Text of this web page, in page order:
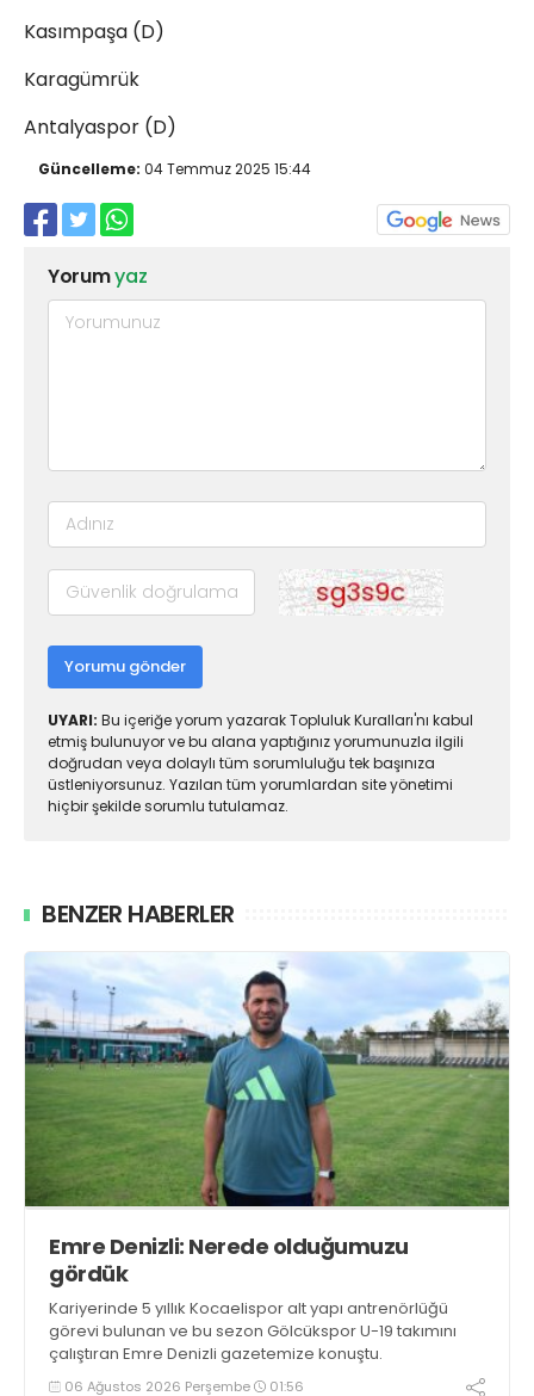
Kasımpaşa (D)
Karagümrük
Antalyaspor (D)
Güncelleme: 04 Temmuz 2025 15:44
Yorumyaz
Yorumu gönder
UYARI: Bu içeriğe yorum yazarak Topluluk Kuralları'nı kabul
etmiş bulunuyor ve bu alana yaptığınız yorumunuzla ilgili
doğrudan veya dolaylı tüm sorumluluğu tek başınıza
üstleniyorsunuz. Yazılan tüm yorumlardan site yönetimi
hiçbir şekilde sorumlu tutulamaz.
BENZER HABERLER
Emre Denizli: Nerede olduğumuzu
gördük
Kariyerinde 5 yıllık Kocaelispor alt yapı antrenörlüğü
görevi bulunan ve bu sezon Gölcükspor U-19 takımını
çalıştıran Emre Denizli gazetemize konuştu.
06 Ağustos 2026 Perşembe 01:56